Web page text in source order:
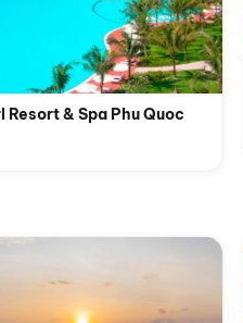
Resort & Spa Phu Quoc